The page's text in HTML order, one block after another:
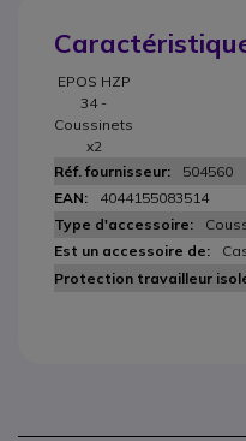
EPOS HZP
34 -
Coussinets
x2
504560
4044155083514